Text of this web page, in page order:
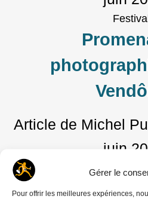
Gérer le
Pour offrir les meilleures expériences,
Article de Michel
juin
Vendôme: le